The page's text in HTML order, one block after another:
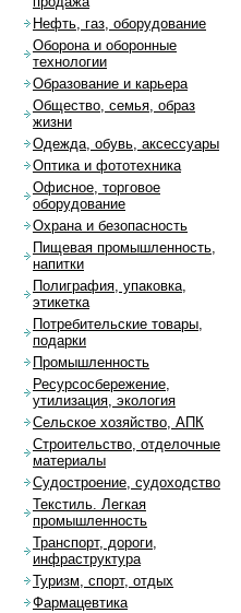
Нефть, газ, оборудование
Оборона и оборонные
технологии
Образование и карьера
Общество, семья, образ
жизни
Одежда, обувь, аксессуары
Оптика и фототехника
Офисное, торговое
оборудование
Охрана и безопасность
Пищевая промышленность,
напитки
Полиграфия, упаковка,
этикетка
Потребительские товары,
подарки
Промышленность
Ресурсосбережение,
утилизация, экология
Сельское хозяйство, АПК
Строительство, отделочные
материалы
Судостроение, судоходство
Текстиль. Легкая
промышленность
Транспорт, дороги,
инфраструктура
Туризм, спорт, отдых
Фармацевтика